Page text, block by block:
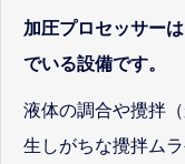
加圧プロセッサー
でいる設備です。
液体の調合や攪拌
生しがちな攪拌ム